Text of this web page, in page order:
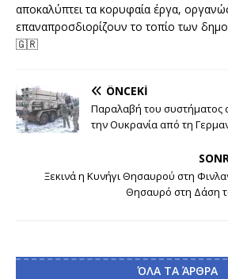
αποκαλύπτει τα κορυφαία έργα,
επαναπροσδιορίζουν το τοπίο των
🇬🇷
ÖNCEKI
Παραλαβή του συστήματος
την Ουκρανία από τη
Ξεκινά η Κυνήγι Θησαυρού στη
Θησαυρό στη Δάση
ΌΛΑ ΤΑ ΆΡΘΡΑ